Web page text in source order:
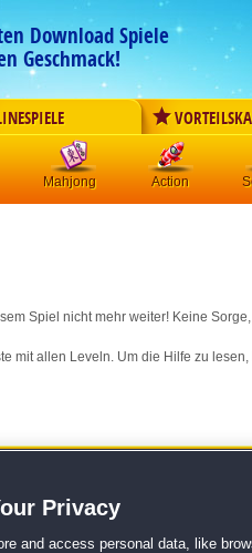
Download Spiele
Geschmack!
Mahjong Action
Spiel nicht mehr weiter! Keine
mit allen Leveln. Um die Hilfe zu
durch das Tutorial abgedeckt sind.
Privacy
and access personal data, like